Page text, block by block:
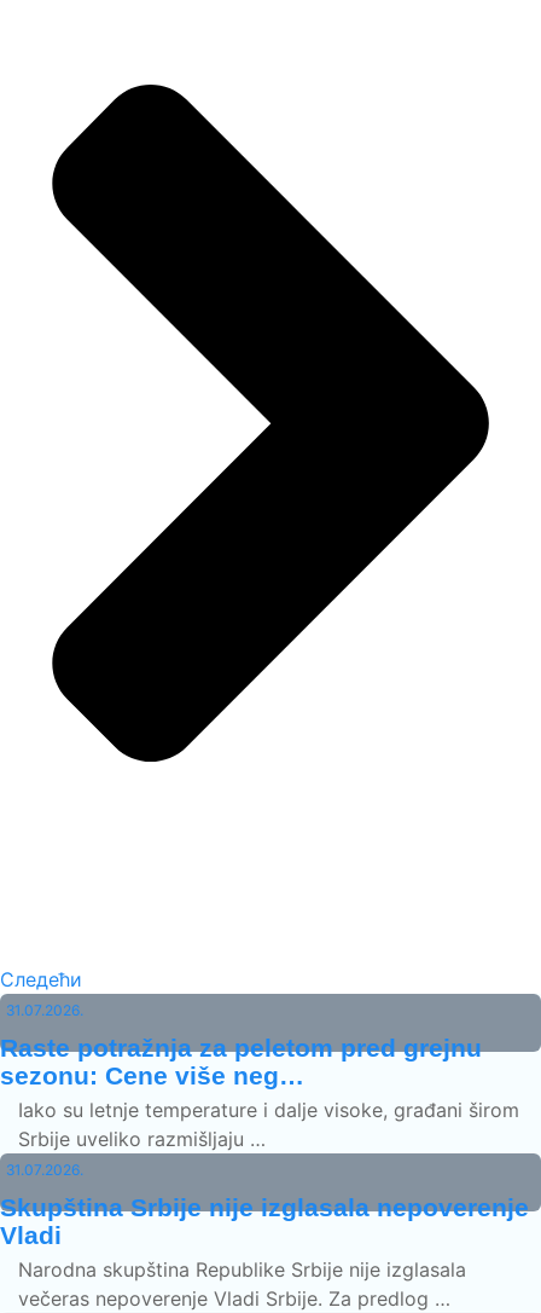
Следећи
31.07.2026.
Raste potražnja za peletom pred grejnu
sezonu: Cene više neg…
Iako su letnje temperature i dalje visoke, građani širom
Srbije uveliko razmišljaju …
31.07.2026.
Skupština Srbije nije izglasala nepoverenje
Vladi
Narodna skupština Republike Srbije nije izglasala
večeras nepoverenje Vladi Srbije. Za predlog …